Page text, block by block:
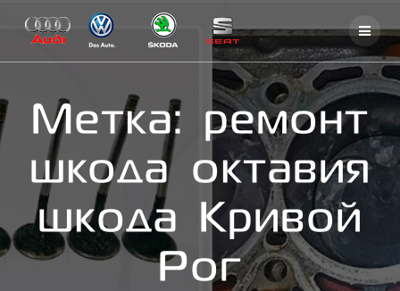
content
Метка: ремонт
шкода октавия
шкода Кривой
Рог